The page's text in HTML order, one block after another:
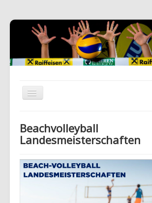
Beachvolleyball
Landesmeisterschaften